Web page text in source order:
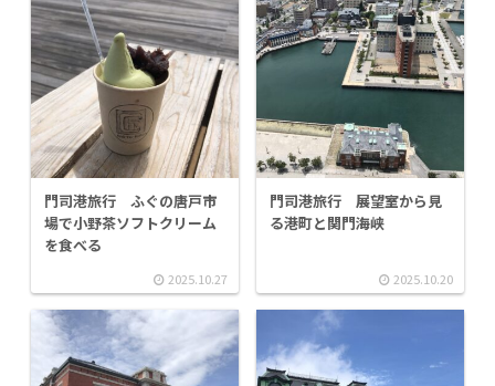
門司港旅行 ふぐの唐戸市
場で小野茶ソフトクリーム
を食べる
2025.10.27
門司港旅行 展望室から見
る港町と関門海峡
2025.10.20